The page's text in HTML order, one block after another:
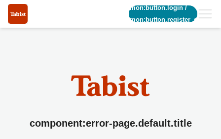
common:button.login/
common:button.register_short
component:error-page.default.title